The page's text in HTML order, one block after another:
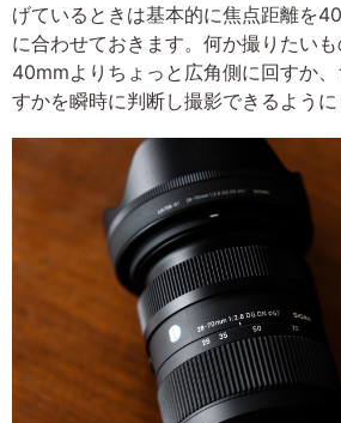
げているときは基本的に焦点距離を
に合わせておきます。何か撮りたいも
40mmよりちょっと広角側に回すか
すかを瞬時に判断し撮影できるように